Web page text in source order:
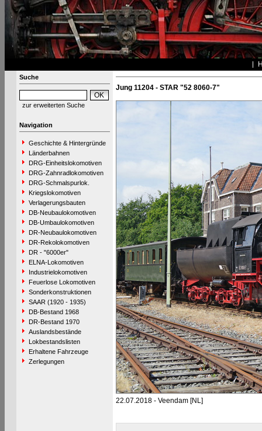
Suche
zur erweiterten Suche
Navigation
Geschichte & Hintergründe
Länderbahnen
DRG-Einheitslokomotiven
DRG-Zahnradlokomotiven
DRG-Schmalspurlok.
Kriegslokomotiven
Verlagerungsbauten
DB-Neubaulokomotiven
DB-Umbaulokomotiven
DR-Neubaulokomotiven
DR-Rekolokomotiven
DR - "6000er"
ELNA-Lokomotiven
Industrielokomotiven
Feuerlose Lokomotiven
Sonderkonstruktionen
SAAR (1920 - 1935)
DB-Bestand 1968
DR-Bestand 1970
Auslandsbestände
Lokbestandslisten
Erhaltene Fahrzeuge
Zerlegungen
Jung 11204 - STAR "52 8060-7"
22.07.2018 - Veendam [NL]